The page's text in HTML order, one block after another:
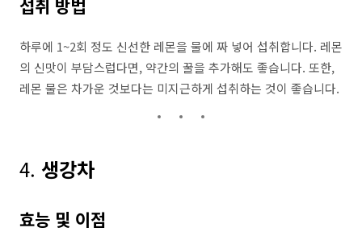
섭취 방법
하루에 1~2회 정도 신선한 레몬을 물에 짜 넣어 섭취합니다. 레몬
의 신맛이 부담스럽다면, 약간의 꿀을 추가해도 좋습니다. 또한,
레몬 물은 차가운 것보다는 미지근하게 섭취하는 것이 좋습니다.
4. 생강차
효능 및 이점